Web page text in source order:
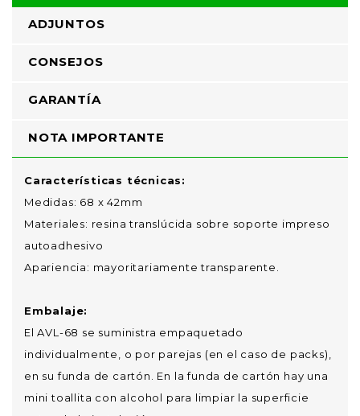
ADJUNTOS
CONSEJOS
GARANTÍA
NOTA IMPORTANTE
Características técnicas:
Medidas: 68 x 42mm
Materiales: resina translúcida sobre soporte impreso
autoadhesivo
Apariencia: mayoritariamente transparente.
Embalaje:
El AVL-68 se suministra empaquetado
individualmente, o por parejas (en el caso de packs),
en su funda de cartón. En la funda de cartón hay una
mini toallita con alcohol para limpiar la superficie